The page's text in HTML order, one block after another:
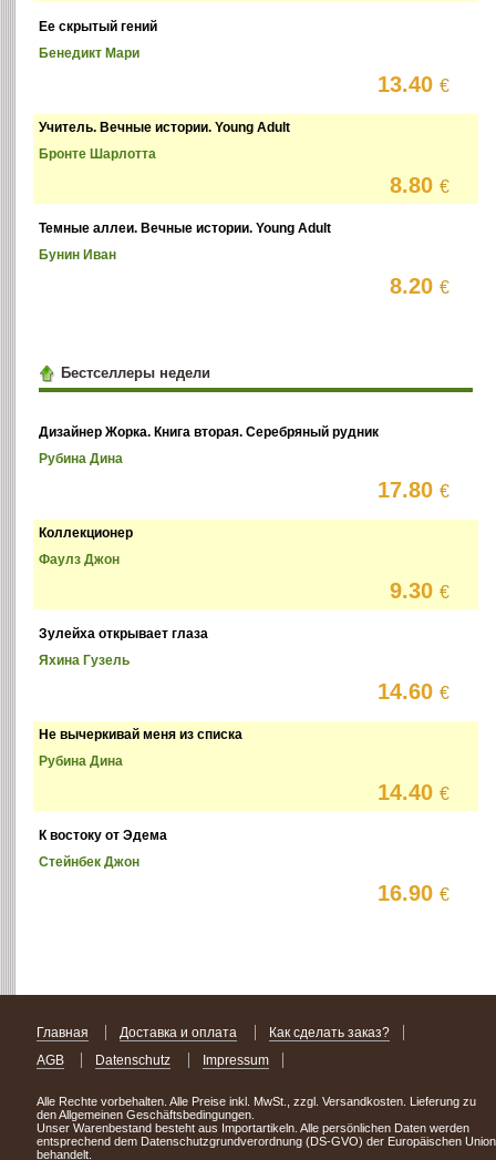
Ее скрытый гений
Бенедикт Мари
13.40€
Учитель. Вечные истории. Young Adult
Бронте Шарлотта
8.80€
Темные аллеи. Вечные истории. Young Adult
Бунин Иван
8.20€
Бестселлеры недели
Дизайнер Жорка. Книга вторая. Серебряный рудник
Рубина Дина
17.80€
Коллекционер
Фаулз Джон
9.30€
Зулейха открывает глаза
Яхина Гузель
14.60€
Не вычеркивай меня из списка
Рубина Дина
14.40€
К востоку от Эдема
Стейнбек Джон
16.90€
Главная Доставка и оплата
Как сделать заказ?
AGB
Datenschutz Impressum
Alle Rechte vorbehalten. Alle Preise inkl. MwSt., zzgl. Versandkosten. Lieferung zu
den Allgemeinen Geschäftsbedingungen.
Unser Warenbestand besteht aus Importartikeln. Alle persönlichen Daten werden
entsprechend dem Datenschutzgrundverordnung (DS-GVO) der Europäischen Union
behandelt.